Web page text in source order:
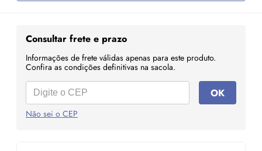
Consultar frete e prazo
Informações de frete válidas apenas para este produto.
Confira as condições definitivas na sacola.
OK
Não sei o CEP